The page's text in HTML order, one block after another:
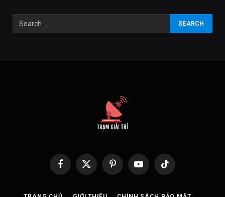
Facebook
X
PinterestYouTubeTikTok